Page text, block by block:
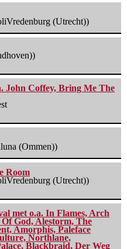
(Utrecht))
John Coffey, Bring Me The
(Ommen))
Room
(Utrecht))
met o.a. In Flames, Arch
God, Alestorm, The
Amorphis, Paleface
Northlane,
Blackbraid, Der Weg